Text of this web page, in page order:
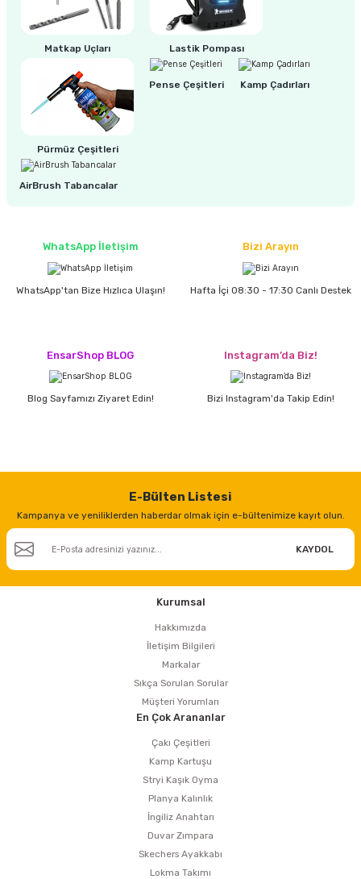
Matkap Uçları Lastik Pompası
Pürmüz Çeşitleri
Pense Çeşitleri Kamp Çadırları
AirBrush Tabancalar
WhatsApp İletişim
WhatsApp'tan Bize Hızlıca Ulaşın!
Bizi Arayın
Hafta İçi 08:30 - 17:30 Canlı Destek
EnsarShop BLOG
Blog Sayfamızı Ziyaret Edin!
Instagram’da Biz!
Bizi Instagram'da Takip Edin!
E-Bülten Listesi
Kampanya ve yeniliklerden haberdar olmak için e-bültenimize kayıt olun.
KAYDOL
Kurumsal
Hakkımızda
İletişim Bilgileri
Markalar
Sıkça Sorulan Sorular
Müşteri Yorumları
En Çok Arananlar
Çakı Çeşitleri
Kamp Kartuşu
Stryi Kaşık Oyma
Planya Kalınlık
İngiliz Anahtarı
Duvar Zımpara
Skechers Ayakkabı
Lokma Takımı